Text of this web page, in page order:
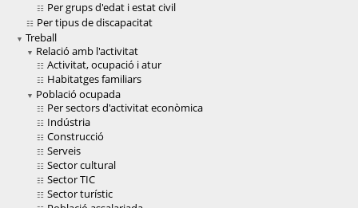
Per grups d'edat i estat civil
Per tipus de discapacitat
Treball
Relació amb l'activitat
Activitat, ocupació i atur
Habitatges familiars
Població ocupada
Per sectors d'activitat econòmica
Indústria
Construcció
Serveis
Sector cultural
Sector TIC
Sector turístic